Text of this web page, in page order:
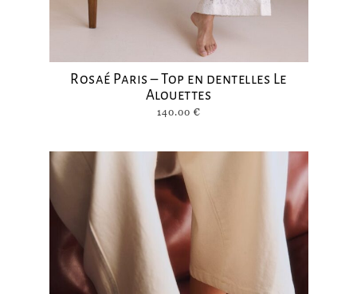
Rosaé Paris – Top en dentelles Le
Alouettes
140.00 €